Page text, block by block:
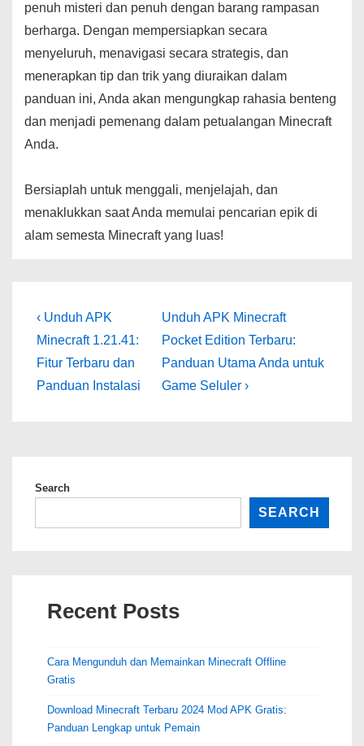
penuh misteri dan penuh dengan barang rampasan
berharga. Dengan mempersiapkan secara
menyeluruh, menavigasi secara strategis, dan
menerapkan tip dan trik yang diuraikan dalam
panduan ini, Anda akan mengungkap rahasia benteng
dan menjadi pemenang dalam petualangan Minecraft
Anda.
Bersiaplah untuk menggali, menjelajah, dan
menaklukkan saat Anda memulai pencarian epik di
alam semesta Minecraft yang luas!
Post
navigation
Previous
Post
is
‹ Unduh APK
Minecraft 1.21.41:
Fitur Terbaru dan
Panduan Instalasi
Next
Post
is
Unduh APK Minecraft
Pocket Edition Terbaru:
Panduan Utama Anda untuk
Game Seluler ›
Search
SEARCH
Recent Posts
Cara Mengunduh dan Memainkan Minecraft Offline
Gratis
Download Minecraft Terbaru 2024 Mod APK Gratis:
Panduan Lengkap untuk Pemain